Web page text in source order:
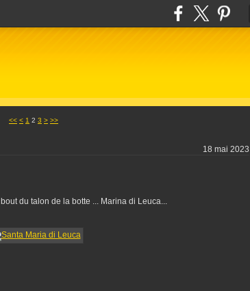
<< < 1 2 3 > >>
18 mai 2023
du talon de la botte ... Marina di Leuca...